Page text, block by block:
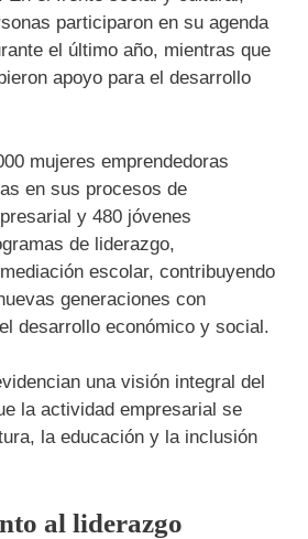
participaron en su agenda
el último año, mientras que
apoyo para el desarrollo
mujeres emprendedoras
en sus procesos de
y 480 jóvenes
de liderazgo,
escolar, contribuyendo
generaciones con
desarrollo económico y social.
una visión integral del
la actividad empresarial se
la educación y la inclusión
al liderazgo